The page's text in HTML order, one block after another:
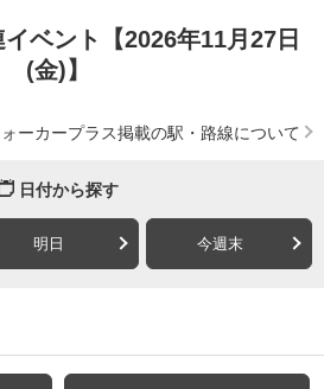
ベント【2026年11月27日
(金)】
ーカープラス掲載の駅・路線について
日付から探す
明日 今週末